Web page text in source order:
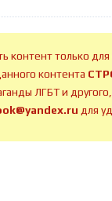
контент только
контента
ЛГБТ и
для